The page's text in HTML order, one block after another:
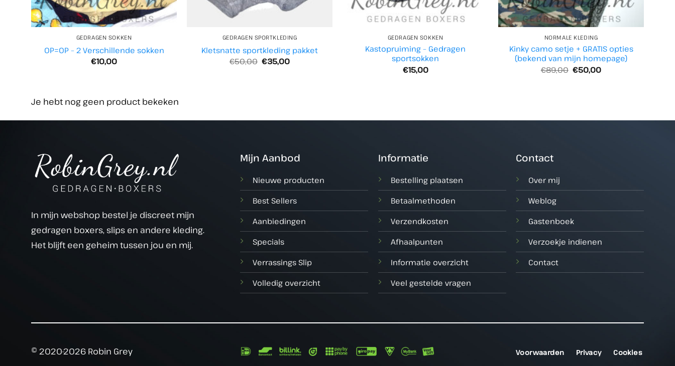
GEDRAGEN SOKKEN
OP=OP – 2 Verschillende sokken
€10,00
GEDRAGEN SPORTKLEDING
Kletsnatte sportkleding pakket
€50,00 Oorspronkelijke
prijs
€35,00Huidige
GEDRAGEN SOKKEN
Kastopruiming – Gedragen
sportsokken
€15,00
NORMALE KLEDING
Kinky camo setje + GRATIS opties
(bekend van mijn homepage)
€89,00 Oorspronkelijke
€50,00Huidige
Je hebt nog geen product bekeken
In mijn webshop bestel je discreet mijn
gedragen boxers, slips en andere kleding.
Het blijft een geheim tussen jou en mij.
Mijn Aanbod
Nieuwe producten
Best Sellers
Aanbiedingen
Specials
Verrassings Slip
Volledig overzicht
Informatie
Bestelling plaatsen
Betaalmethoden
Verzendkosten
Afhaalpunten
Informatie overzicht
Veel gestelde vragen
Contact
Over mij
Weblog
Gastenboek
Verzoekje indienen
Contact
© 2020-2026 Robin Grey Voorwaarden Privacy Cookies